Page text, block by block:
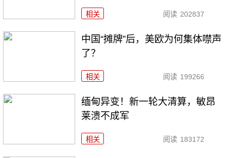
相关 阅读 202837
中国“摊牌”后，美欧为何集体噤声
了？
相关 阅读 199266
缅甸异变！新一轮大清算，敏昂
莱溃不成军
相关 阅读 183172